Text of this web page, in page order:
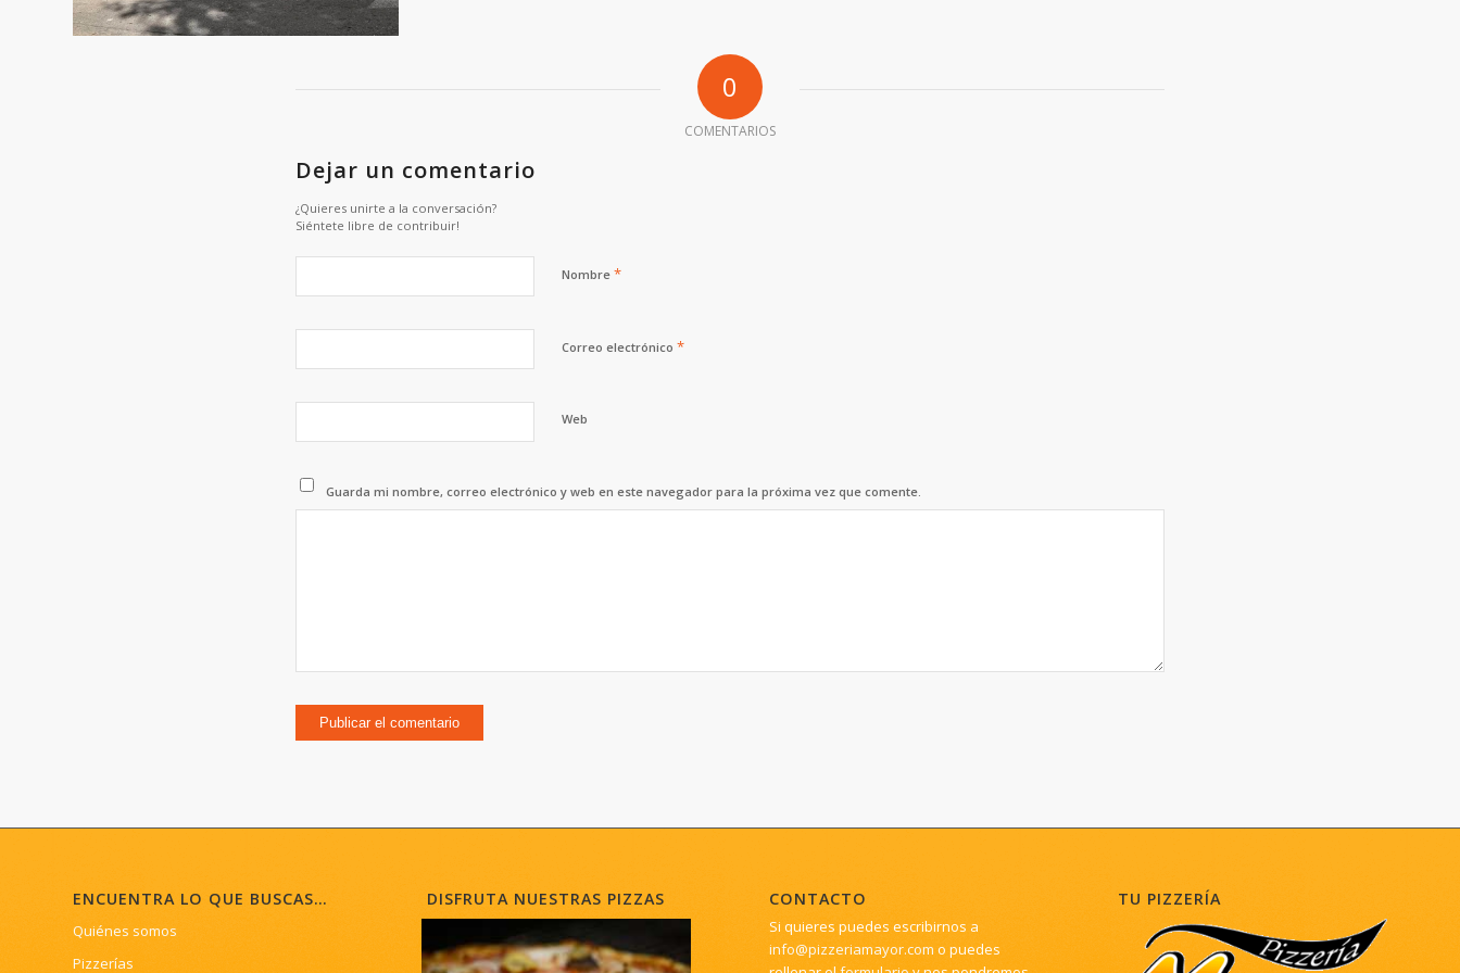
0
COMENTARIOS
Dejar un comentario
¿Quieres unirte a la conversación?
Siéntete libre de contribuir!
Nombre *
Correo electrónico *
Web
Guarda mi nombre, correo electrónico y web en este navegador para la próxima vez que comente.
ENCUENTRA LO QUE BUSCAS…
Quiénes somos
Pizzerías
DISFRUTA NUESTRAS PIZZAS CONTACTO
Si quieres puedes escribirnos a
info@pizzeriamayor.com o puedes
TU PIZZERÍA